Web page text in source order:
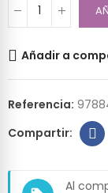
Añadir a
Referencia:
Al